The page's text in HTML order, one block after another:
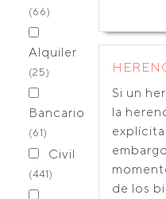
(66)
Alquiler
(25)
Bancario
(61)
Civil
(441)
Si un
la
explícita
de los